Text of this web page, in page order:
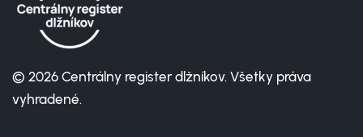
© 2026 Centrálny register dlžníkov. Všetky práva
vyhradené.